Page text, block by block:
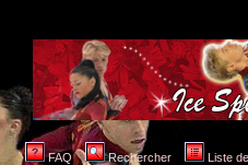
FAQ Rechercher Liste